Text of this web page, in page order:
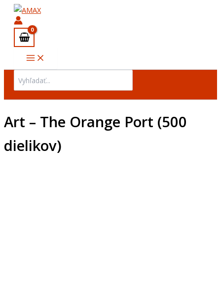
Preskočiť
obsah
for:
Art – The Orange Port (500
dielikov)
množstvo
Orange
dielikov)